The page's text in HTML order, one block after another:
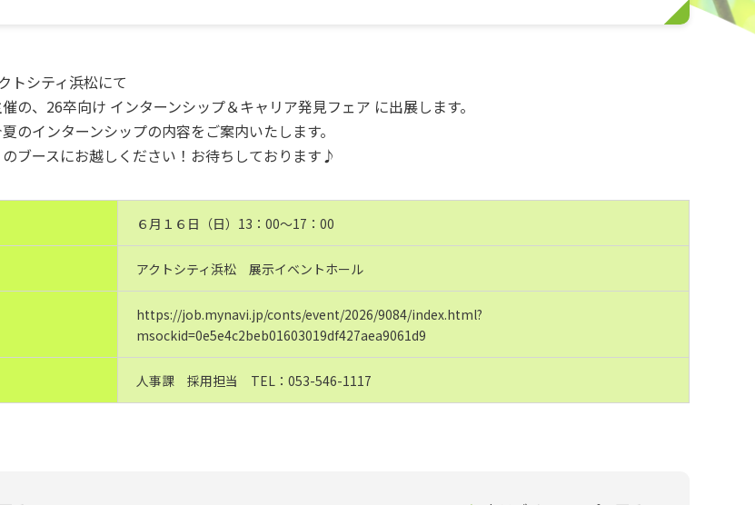
トシティ浜松にて
の、26卒向け インターンシップ＆キャリア発見フェア に出展します。
のインターンシップの内容をご案内いたします。
ブースにお越しください！お待ちしております♪
６月１６日（日）13：00～17：00
アクトシティ浜松 展示イベントホール
https://job.mynavi.jp/conts/event/2026/9084/index.html?
msockid=0e5e4c2beb01603019df427aea9061d9
人事課 採用担当 TEL：053-546-1117